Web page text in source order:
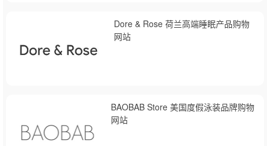
Dore & Rose 荷兰高端睡眠产品购物
网站
BAOBAB Store 美国度假泳装品牌购物
网站